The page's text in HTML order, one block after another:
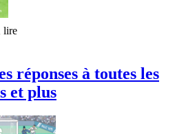
lire
réponses à toutes les
et plus